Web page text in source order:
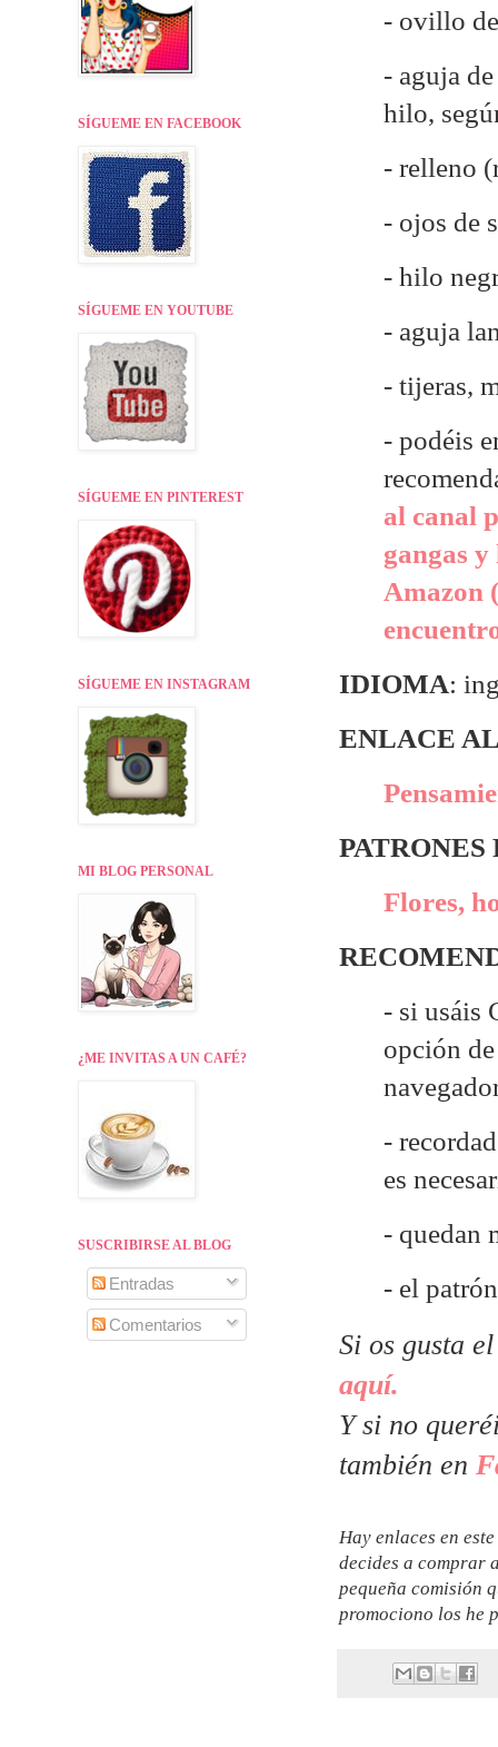
- ovillo
- aguja
hilo,
- relleno
- ojos de
- hilo
- aguja
- tijeras,
- podéis
al canal
gangas
Amazon
IDIOMA:
ENLACE
Flores,
- si usáis
opción
-
es
- quedan
- el
Si os gusta
aquí.
Y si no
también en
Hay enlaces en
decides a comprar
pequeña comisión
promociono los he
SÍGUEME EN FACEBOOK
SÍGUEME EN YOUTUBE
SÍGUEME EN PINTEREST
SÍGUEME EN INSTAGRAM
MI BLOG PERSONAL
¿ME INVITAS A UN CAFÉ?
SUSCRIBIRSE AL BLOG
Entradas
Comentarios